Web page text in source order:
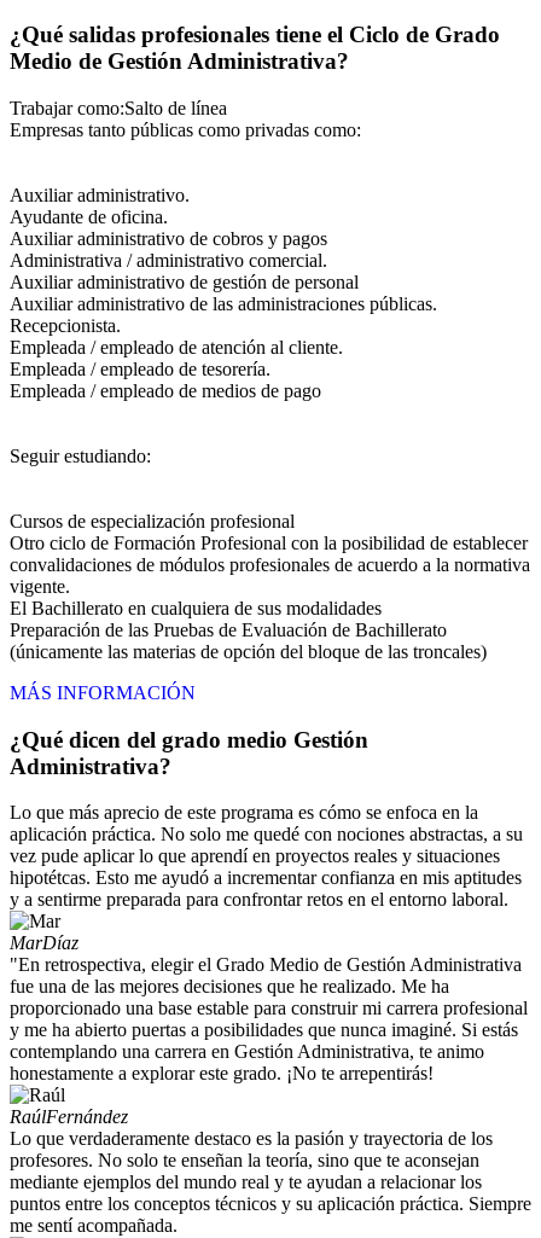
¿Qué salidas profesionales tiene el Ciclo de Grado
Medio de Gestión Administrativa?
Trabajar como:Salto de línea
Empresas tanto públicas como privadas como:
Auxiliar administrativo.
Ayudante de oficina.
Auxiliar administrativo de cobros y pagos
Administrativa / administrativo comercial.
Auxiliar administrativo de gestión de personal
Auxiliar administrativo de las administraciones públicas.
Recepcionista.
Empleada / empleado de atención al cliente.
Empleada / empleado de tesorería.
Empleada / empleado de medios de pago
Seguir estudiando:
Cursos de especialización profesional
Otro ciclo de Formación Profesional con la posibilidad de establecer
convalidaciones de módulos profesionales de acuerdo a la normativa
vigente.
El Bachillerato en cualquiera de sus modalidades
Preparación de las Pruebas de Evaluación de Bachillerato
(únicamente las materias de opción del bloque de las troncales)
MÁS INFORMACIÓN
¿Qué dicen del grado medio Gestión
Administrativa?
Lo que más aprecio de este programa es cómo se enfoca en la
aplicación práctica. No solo me quedé con nociones abstractas, a su
vez pude aplicar lo que aprendí en proyectos reales y situaciones
hipotétcas. Esto me ayudó a incrementar confianza en mis aptitudes
y a sentirme preparada para confrontar retos en el entorno laboral.
MarDíaz
"En retrospectiva, elegir el Grado Medio de Gestión Administrativa
fue una de las mejores decisiones que he realizado. Me ha
proporcionado una base estable para construir mi carrera profesional
y me ha abierto puertas a posibilidades que nunca imaginé. Si estás
contemplando una carrera en Gestión Administrativa, te animo
honestamente a explorar este grado. ¡No te arrepentirás!
RaúlFernández
Lo que verdaderamente destaco es la pasión y trayectoria de los
profesores. No solo te enseñan la teoría, sino que te aconsejan
mediante ejemplos del mundo real y te ayudan a relacionar los
puntos entre los conceptos técnicos y su aplicación práctica. Siempre
me sentí acompañada.